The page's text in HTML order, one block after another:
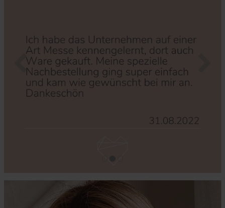
Zurück